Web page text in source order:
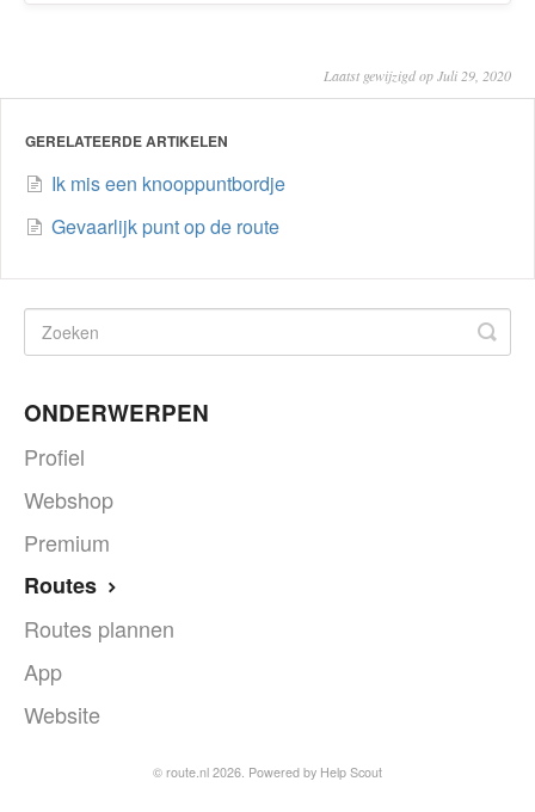
Laatst gewijzigd op Juli 29, 2020
GERELATEERDE ARTIKELEN
Ik mis een knooppuntbordje
Gevaarlijk punt op de route
ONDERWERPEN
Profiel
Webshop
Premium
Routes
Routes plannen
App
Website
© route.nl 2026. Powered by Help Scout